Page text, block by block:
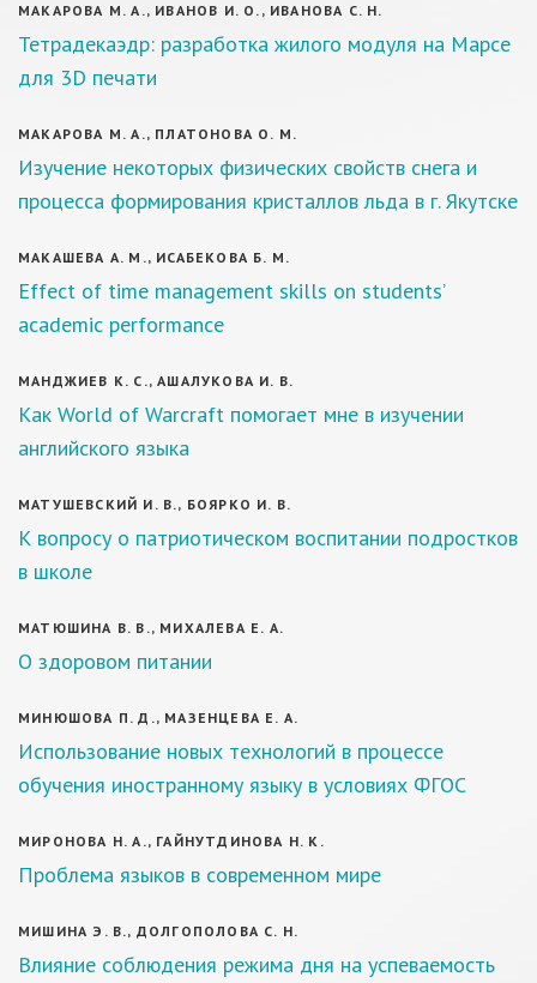
МАКАРОВА М. А., ИВАНОВ И. О., ИВАНОВА С. Н.
Тетрадекаэдр: разработка жилого модуля на Марсе
для 3D печати
МАКАРОВА М. А., ПЛАТОНОВА О. М.
Изучение некоторых физических свойств снега и
процесса формирования кристаллов льда в г. Якутске
МАКАШЕВА А. М., ИСАБЕКОВА Б. М.
Effect of time management skills on students’
academic performance
МАНДЖИЕВ К. С., АШАЛУКОВА И. В.
Как World of Warcraft помогает мне в изучении
английского языка
МАТУШЕВСКИЙ И. В., БОЯРКО И. В.
К вопросу о патриотическом воспитании подростков
в школе
МАТЮШИНА В. В., МИХАЛЕВА Е. А.
О здоровом питании
МИНЮШОВА П. Д., МАЗЕНЦЕВА Е. А.
Использование новых технологий в процессе
обучения иностранному языку в условиях ФГОС
МИРОНОВА Н. А., ГАЙНУТДИНОВА Н. К.
Проблема языков в современном мире
МИШИНА Э. В., ДОЛГОПОЛОВА С. Н.
Влияние соблюдения режима дня на успеваемость